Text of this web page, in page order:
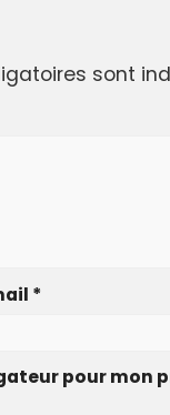
sont
*
pour mon